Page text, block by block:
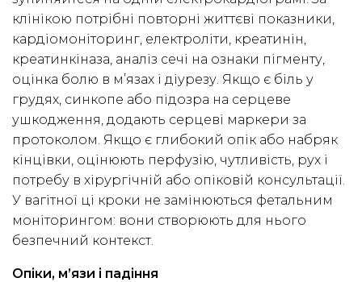
клінікою потрібні повторні життєві показники,
кардіомоніторинг, електроліти, креатинін,
креатинкіназа, аналіз сечі на ознаки пігменту,
оцінка болю в м’язах і діурезу. Якщо є біль у
грудях, синкопе або підозра на серцеве
ушкодження, додають серцеві маркери за
протоколом. Якщо є глибокий опік або набряк
кінцівки, оцінюють перфузію, чутливість, рух і
потребу в хірургічній або опіковій консультації.
У вагітної ці кроки не замінюються фетальним
моніторингом: вони створюють для нього
безпечний контекст.
Опіки, м’язи і падіння